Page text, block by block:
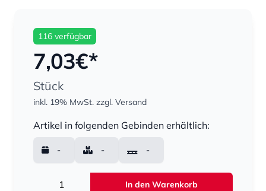
116 verfügbar
7,03€*
Stück
inkl. 19% MwSt. zzgl. Versand
Artikel in folgenden Gebinden erhältlich:
- - -
In den Warenkorb